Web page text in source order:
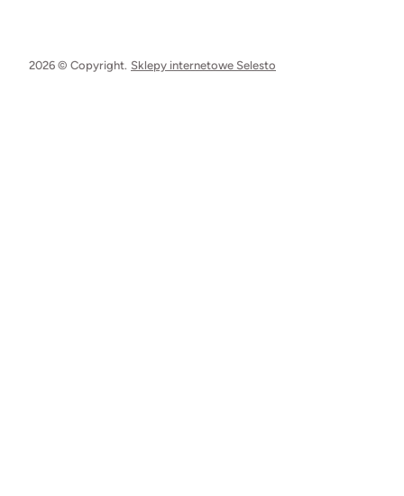
2026 © Copyright. Sklepy internetowe Selesto